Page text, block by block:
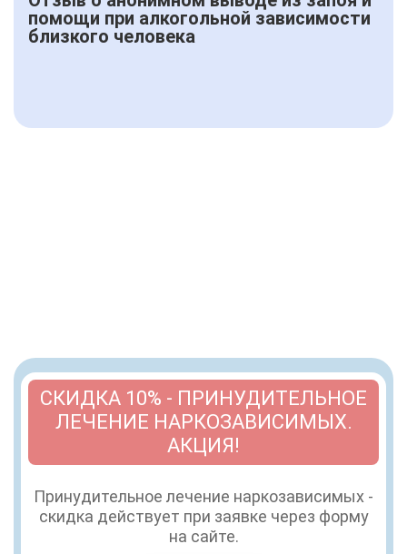
помощи при алкогольной зависимости
близкого человека
СКИДКА 10% - ПРИНУДИТЕЛЬНОЕ
ЛЕЧЕНИЕ НАРКОЗАВИСИМЫХ.
АКЦИЯ!
Принудительное лечение наркозависимых -
скидка действует при заявке через форму
на сайте.